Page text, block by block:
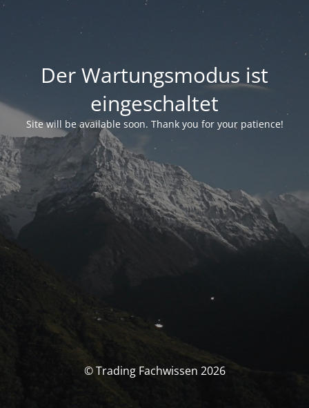
Der Wartungsmodus ist
eingeschaltet
Site will be available soon. Thank you for your patience!
© Trading Fachwissen 2026